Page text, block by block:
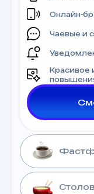
Онлайн-
Чаевые и
Красивое